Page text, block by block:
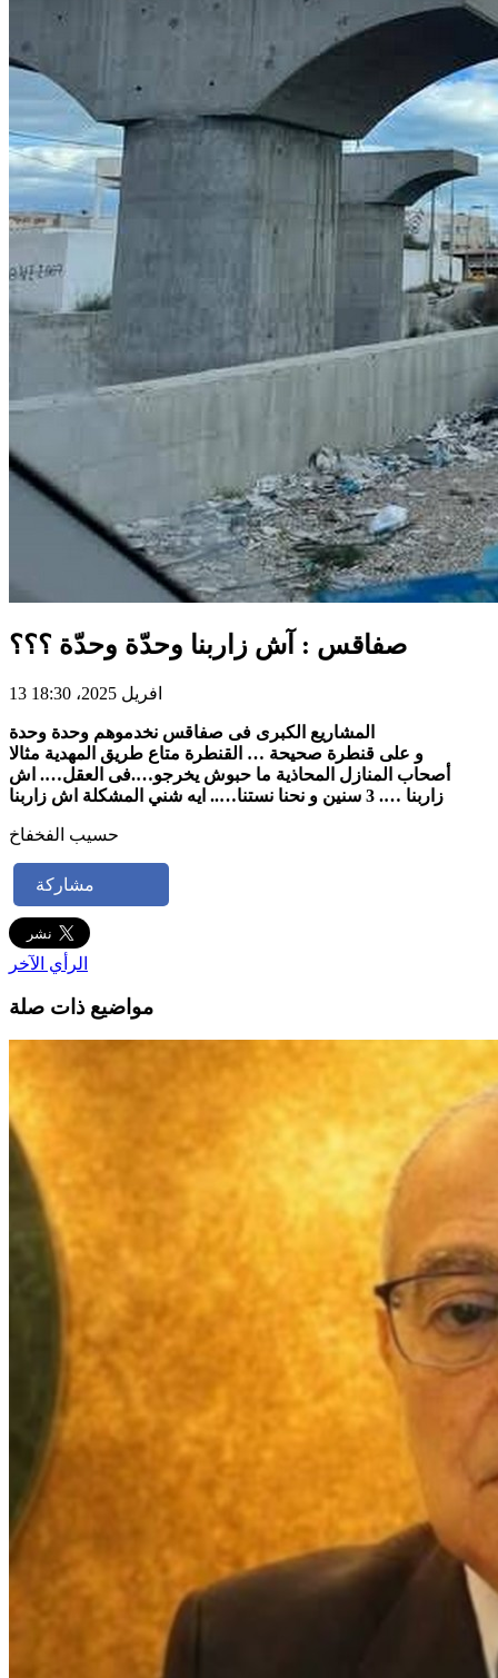
صفاقس : آش زاربنا وحدّة وحدّة ؟؟؟
13 افريل 2025، 18:30
المشاريع الكبرى فى صفاقس نخدموهم وحدة وحدة
و على قنطرة صحيحة … القنطرة متاع طريق المهدية مثالا
أصحاب المنازل المحاذية ما حبوش يخرجو….فى العقل…. اش
زاربنا …. 3 سنين و نحنا نستنا….. ايه شني المشكلة اش زاربنا
حسيب الفخفاخ
مشاركة
الرأي الآخر
مواضيع ذات صلة